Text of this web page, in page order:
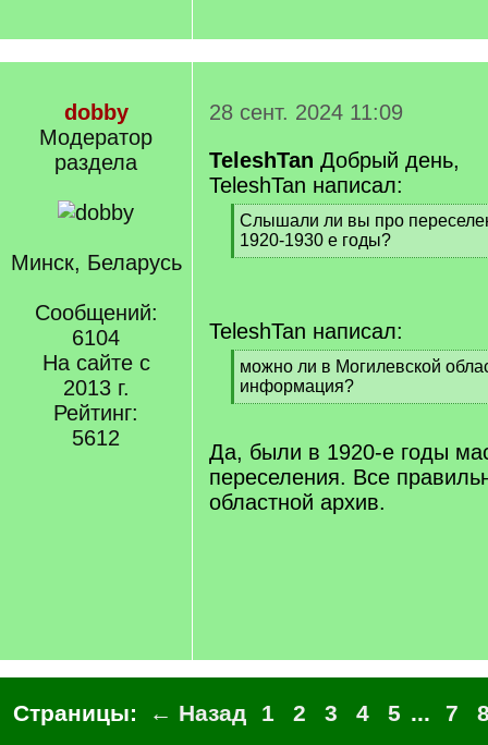
dobby
Модератор
раздела
Минск, Беларусь
Сообщений:
6104
На сайте с
2013 г.
Рейтинг:
5612
28 сент. 2024 11:09
TeleshTan Добрый день,
TeleshTan написал:
[
q
]
Слышали ли вы про
1920-1930 е годы?
[
TeleshTan написал:
[
q
]
можно ли в Могилевской
информация?
[
]
Да, были в 1920-е годы
переселения. Все
областной архив.
Страницы: ← Назад 1 2 3 4 5 ... 7